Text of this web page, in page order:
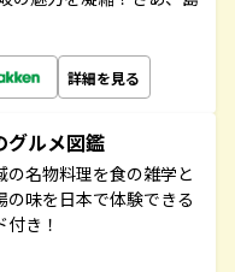
詳細を見る
ルメ図鑑
の名物料理を食の雑学と
味を日本で体験できる
き！